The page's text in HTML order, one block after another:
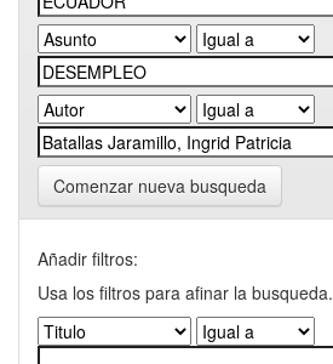
Comenzar nueva busqueda
Añadir filtros:
Usa los filtros para afinar la busqueda.